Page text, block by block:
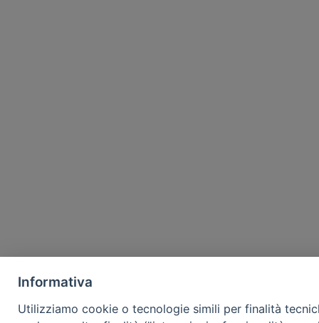
Informativa
Utilizziamo cookie o tecnologie simili per finalità